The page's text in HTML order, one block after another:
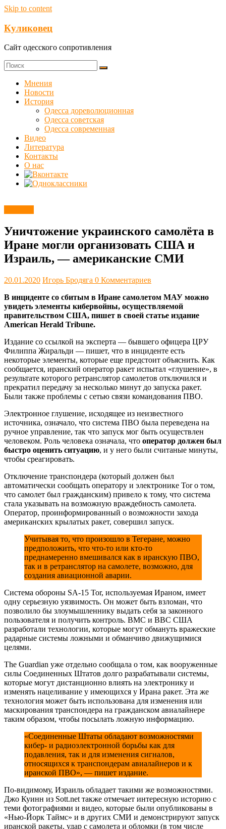
Skip to content
Куликовец
Сайт одесского сопротивления
Мнения
Новости
История
Одесса дореволюционная
Одесса советская
Одесса современная
Видео
Литература
Контакты
О нас
Уничтожение украинского самолёта в
Иране могли организовать США и
Израиль, — американские СМИ
20.01.2020 Игорь Бродяга 0 Комментариев
В инциденте со сбитым в Иране самолетом МАУ можно
увидеть элементы кибервойны, осуществляемой
правительством США, пишет в своей статье издание
American Herald Tribune.
Издание со ссылкой на эксперта — бывшего офицера ЦРУ
Филиппа Жиральди — пишет, что в инциденте есть
некоторые элементы, которые еще предстоит объяснить. Как
сообщается, иранский оператор ракет испытал «глушение», в
результате которого ретранслятор самолетов отключился и
прекратил передачу за несколько минут до запуска ракет.
Были также проблемы с сетью связи командования ПВО.
Электронное глушение, исходящее из неизвестного
источника, означало, что система ПВО была переведена на
ручное управление, так что запуск мог быть осуществлен
человеком. Роль человека означала, что оператор должен был
быстро оценить ситуацию, и у него были считаные минуты,
чтобы среагировать.
Отключение транспондера (который должен был
автоматически сообщать оператору и электронике Tor о том,
что самолет был гражданским) привело к тому, что система
стала указывать на возможную враждебность самолета.
Оператор, проинформированный о возможности захода
американских крылатых ракет, совершил запуск.
Учитывая то, что произошло в Тегеране, можно
предположить, что что-то или кто-то
преднамеренно вмешивался как в иранскую ПВО,
так и в ретранслятор на самолете, возможно, для
создания авиационной аварии.
Система обороны SA-15 Tor, используемая Ираном, имеет
одну серьезную уязвимость. Он может быть взломан, что
позволило бы злоумышленнику выдать себя за законного
пользователя и получить контроль. ВМС и ВВС США
разработали технологии, которые могут обмануть вражеские
радарные системы ложными и обманчиво движущимися
целями.
The Guardian уже отдельно сообщала о том, как вооруженные
силы Соединенных Штатов долго разрабатывали системы,
которые могут дистанционно влиять на электронику и
изменять нацеливание у имеющихся у Ирана ракет. Эта же
технология может быть использована для изменения или
маскирования транспондера на гражданском авиалайнере
таким образом, чтобы посылать ложную информацию.
«Соединенные Штаты обладают возможностями
кибер- и радиоэлектронной борьбы как для
подавления, так и для изменения сигналов,
относящихся к транспондерам авиалайнеров и к
иранской ПВО», — пишет издание.
По-видимому, Израиль обладает такими же возможностями.
Джо Куинн из Sott.net также отмечает интересную историю с
теми фотографиями и видео, которые были опубликованы в
«Нью-Йорк Таймс» и в других СМИ и ​​демонстрируют запуск
иранской ракеты, удар с самолета и обломки (в том числе